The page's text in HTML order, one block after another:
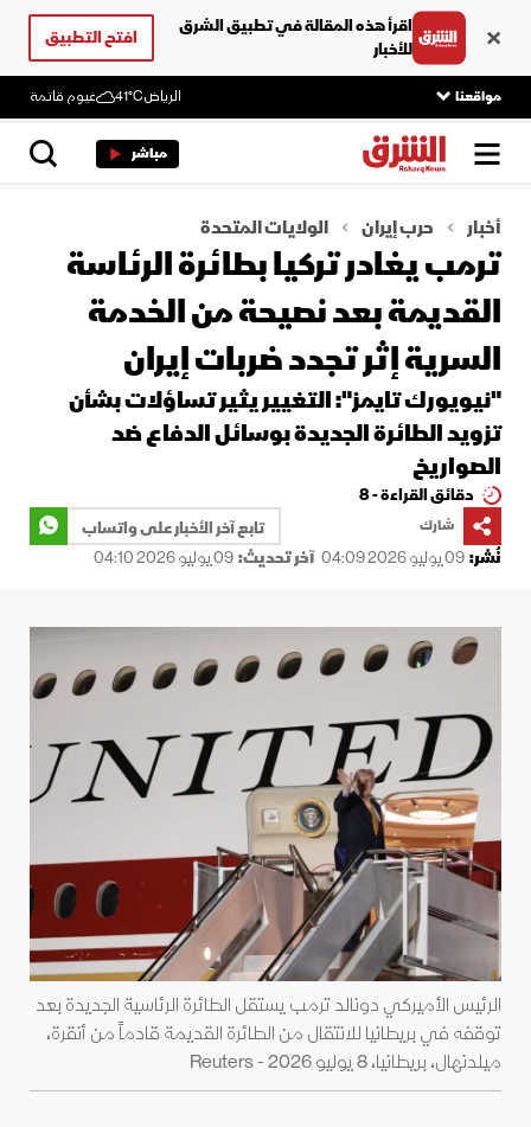
اقرأ هذه المقالة في تطبيق الشرق
للأخبار
افتح التطبيق
مواقعنا الرياض41°C غيوم قاتمة
مباشر
أخبار حرب إيران الولايات المتحدة
ترمب يغادر تركيا بطائرة الرئاسة
القديمة بعد نصيحة من الخدمة
السرية إثر تجدد ضربات إيران
"نيويورك تايمز": التغيير يثير تساؤلات بشأن
تزويد الطائرة الجديدة بوسائل الدفاع ضد
الصواريخ
دقائق القراءة - 8
شارك
تابع آخر الأخبار على واتساب
نُشر:09 يوليو 2026 04:09 آخر تحديث:09 يوليو 2026 04:10
الرئيس الأميركي دونالد ترمب يستقل الطائرة الرئاسية الجديدة بعد
توقفه في بريطانيا للانتقال من الطائرة القديمة قادماً من أنقرة،
ميلدنهال، بريطانيا، 8 يوليو 2026 - Reuters